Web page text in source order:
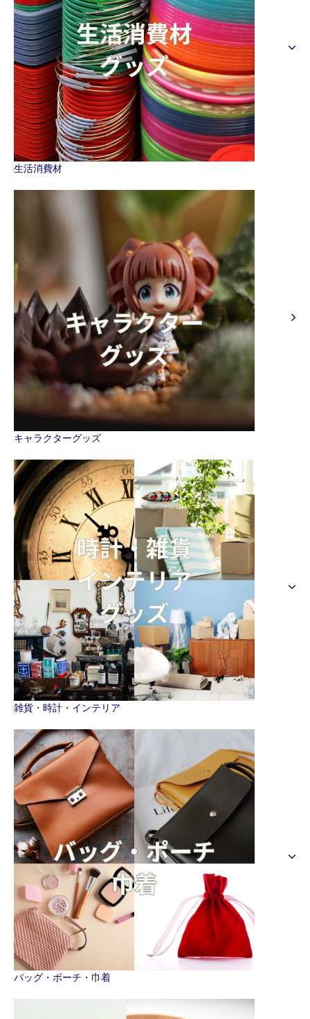
生活消費材
キャラクターグッズ
雑貨・時計・インテリア
バッグ・ボーチ・巾着